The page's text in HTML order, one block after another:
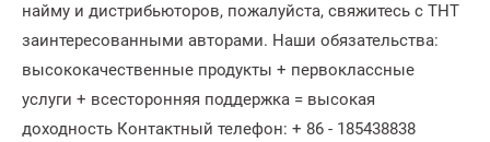
найму и дистрибьюторов, пожалуйста, свяжитесь с THT
заинтересованными авторами. Наши обязательства:
высококачественные продукты + первоклассные
услуги + всесторонняя поддержка = высокая
доходность Контактный телефон: + 86 - 185438838